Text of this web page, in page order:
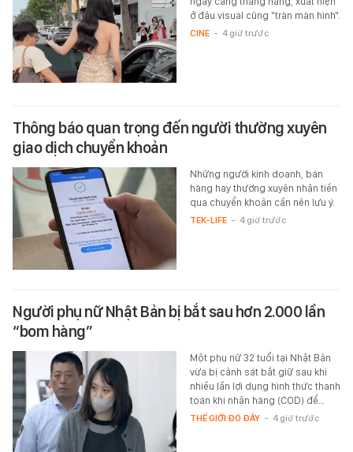
ở đâu visual cũng "tràn màn hình".
CINE - 4 giờ trước
Thông báo quan trọng đến người thường xuyên
giao dịch chuyển khoản
Những người kinh doanh, bán
hàng hay thường xuyên nhận tiền
qua chuyển khoản cần nên lưu ý.
TEK-LIFE - 4 giờ trước
Người phụ nữ Nhật Bản bị bắt sau hơn 2.000 lần
“bom hàng”
Một phụ nữ 32 tuổi tại Nhật Bản
vừa bị cảnh sát bắt giữ sau khi
nhiều lần lợi dụng hình thức thanh
toán khi nhận hàng (COD) để…
THẾ GIỚI ĐÓ ĐÂY - 4 giờ trước